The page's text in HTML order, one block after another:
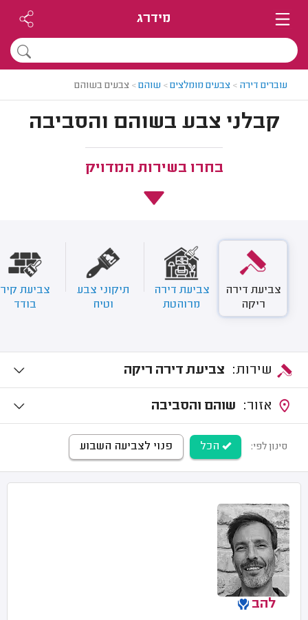
מידרג
עוברים דירה > צבעים מומלצים> שוהם> צבעים בשוהם
קבלני צבע בשוהם והסביבה
בחרו בשירות המדויק
צביעת דירה
ריקה
צביעת דירה
מרוהטת
תיקוני צבע
וטיח
צביעת קיר
בודד
צביעת דירה ריקה
שוהם והסביבה
סינון לפי: הכל פנוי לצביעה השבוע
להב